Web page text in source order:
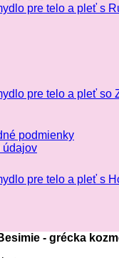
pre telo a pleť s
pre telo a pleť so
pre telo a pleť s
podmienky
údajov
- grécka